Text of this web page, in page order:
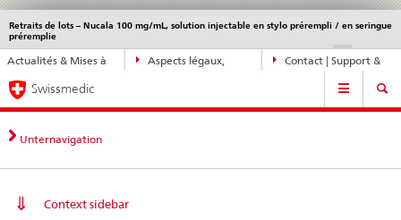
Navigation
directe:
actualités,
bases
juridiques,
contact
Actualités & Mises à
Aspects légaux,
Contact | Support &
Retraits de lots – Nucala 100 mg/mL, solution injectable en stylo prérempli / en seringue
préremplie
DE EN
Service
navigation
Navigation
Swissmedic
Unternavigation
Context sidebar